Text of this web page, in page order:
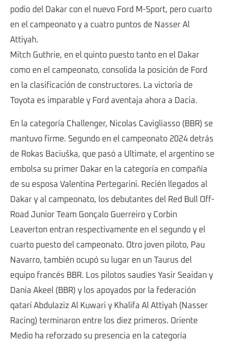
podio del Dakar con el nuevo Ford M-Sport, pero cuarto
en el campeonato y a cuatro puntos de Nasser Al
Attiyah.
Mitch Guthrie, en el quinto puesto tanto en el Dakar
como en el campeonato, consolida la posición de Ford
en la clasificación de constructores. La victoria de
Toyota es imparable y Ford aventaja ahora a Dacia.
En la categoría Challenger, Nicolas Cavigliasso (BBR) se
mantuvo firme. Segundo en el campeonato 2024 detrás
de Rokas Baciuška, que pasó a Ultimate, el argentino se
embolsa su primer Dakar en la categoría en compañía
de su esposa Valentina Pertegarini. Recién llegados al
Dakar y al campeonato, los debutantes del Red Bull Off-
Road Junior Team Gonçalo Guerreiro y Corbin
Leaverton entran respectivamente en el segundo y el
cuarto puesto del campeonato. Otro joven piloto, Pau
Navarro, también ocupó su lugar en un Taurus del
equipo francés BBR. Los pilotos saudíes Yasir Seaidan y
Dania Akeel (BBR) y los apoyados por la federación
qatarí Abdulaziz Al Kuwari y Khalifa Al Attiyah (Nasser
Racing) terminaron entre los diez primeros. Oriente
Medio ha reforzado su presencia en la categoría